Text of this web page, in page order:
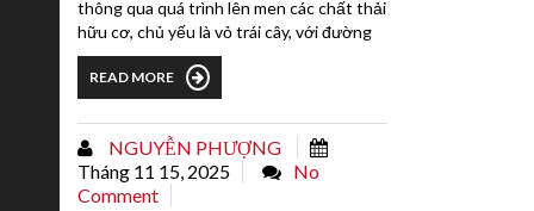
thông qua quá trình lên men các chất thải
hữu cơ, chủ yếu là vỏ trái cây, với đường
và nước.I. ĐỊNH NGHĨA VÀ CƠ CHẾ CỦA
ECO-ENZYMEEco-enzyme (Enzyme Sinh
thái) là dạng phổ biến nhất của enzyme tự
nhiên được sử dụng trong các sản phẩm
làm sạch.1. Bản chất: Eco-enzyme là một
phức hợp enzyme ổn định (a stable
enzyme complex)...
READ MORE
NGUYỄN PHƯỢNG
Tháng 11 15, 2025
No
Comment